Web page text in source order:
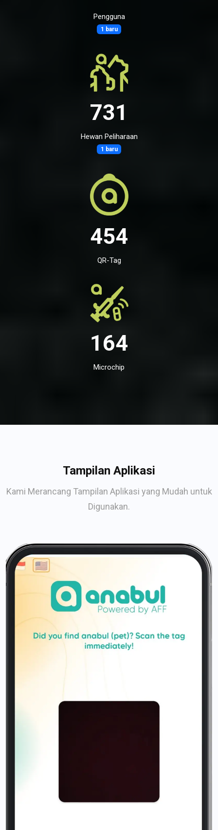
Pengguna
1 baru
731
Hewan Peliharaan
1 baru
454
QR-Tag
164
Microchip
Tampilan Aplikasi
Kami Merancang Tampilan Aplikasi yang Mudah untuk
Digunakan.